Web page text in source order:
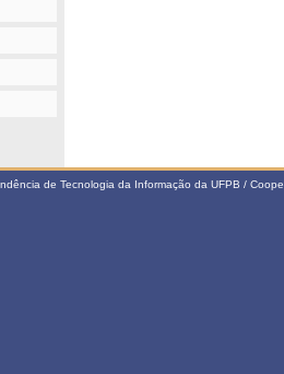
de Tecnologia da Informação da UFPB /